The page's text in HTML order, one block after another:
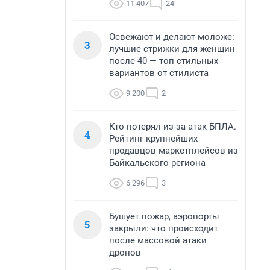
11 407 24
3
Освежают и делают моложе:
лучшие стрижки для женщин
после 40 — топ стильных
вариантов от стилиста
9 200 2
4
Кто потерял из-за атак БПЛА.
Рейтинг крупнейших
продавцов маркетплейсов из
Байкальского региона
6 296 3
5
Бушует пожар, аэропорты
закрыли: что происходит
после массовой атаки
дронов